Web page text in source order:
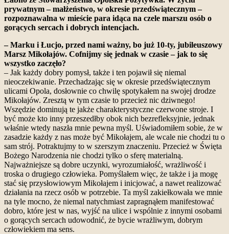
prywatnym – małżeństwo, w okresie przedświątecznym –
rozpoznawalna w mieście para idąca na czele marszu osób o
gorących sercach i dobrych intencjach.
– Marku i Łucjo, przed nami ważny, bo już 10-ty, jubileuszowy
Marsz Mikołajów. Cofnijmy się jednak w czasie – jak to się
wszystko zaczęło?
– Jak każdy dobry pomysł, także i ten pojawił się niemal
nieoczekiwanie. Przechadzając się w okresie przedświątecznym
ulicami Opola, dosłownie co chwilę spotykałem na swojej drodze
Mikołajów. Zresztą w tym czasie to przecież nic dziwnego!
Wszędzie dominują te jakże charakterystyczne czerwone stroje. I
być może kto inny przeszedłby obok nich bezrefleksyjnie, jednak
właśnie wtedy naszła mnie pewna myśl. Uświadomiłem sobie, że w
zasadzie każdy z nas może być Mikołajem, ale wcale nie chodzi tu o
sam strój. Potraktujmy to w szerszym znaczeniu. Przecież w Święta
Bożego Narodzenia nie chodzi tylko o sferę materialną.
Najważniejsze są dobre uczynki, wyrozumiałość, wrażliwość i
troska o drugiego człowieka. Pomyślałem więc, że także i ja mogę
stać się przysłowiowym Mikołajem i inicjować, a nawet realizować
działania na rzecz osób w potrzebie. Ta myśl zakiełkowała we mnie
na tyle mocno, że niemal natychmiast zapragnąłem manifestować
dobro, które jest w nas, wyjść na ulice i wspólnie z innymi osobami
o gorących sercach udowodnić, że bycie wrażliwym, dobrym
człowiekiem ma sens.